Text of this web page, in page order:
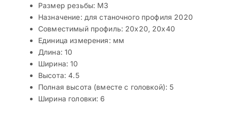
Размер резьбы: M3
Назначение: для станочного профиля 2020
Совместимый профиль: 20х20, 20х40
Единица измерения: мм
Длина: 10
Ширина: 10
Высота: 4.5
Полная высота (вместе с головкой): 5
Ширина головки: 6